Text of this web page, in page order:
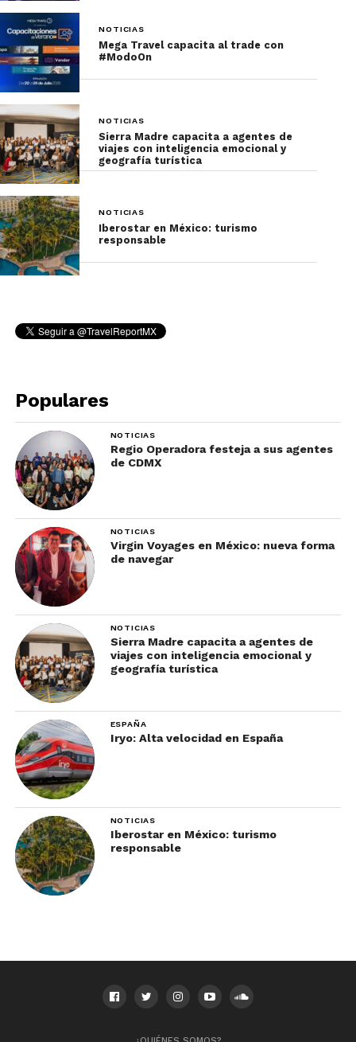
NOTICIAS
Mega Travel capacita al trade con
#ModoOn
NOTICIAS
Sierra Madre capacita a agentes de
viajes con inteligencia emocional y
geografía turística
NOTICIAS
Iberostar en México: turismo
responsable
Populares
NOTICIAS
Regio Operadora festeja a sus agentes
de CDMX
NOTICIAS
Virgin Voyages en México: nueva forma
de navegar
NOTICIAS
Sierra Madre capacita a agentes de
viajes con inteligencia emocional y
geografía turística
ESPAÑA
Iryo: Alta velocidad en España
NOTICIAS
Iberostar en México: turismo
responsable